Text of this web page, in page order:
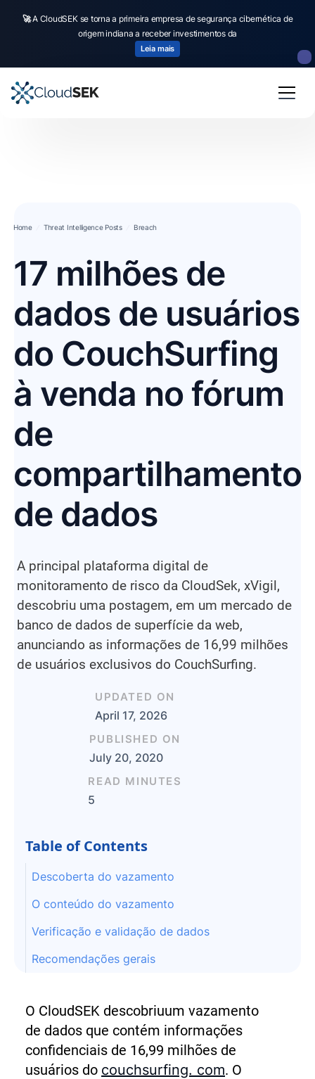
🚀A CloudSEK se torna a primeira empresa de segurança cibernética de
origem indiana a receber investimentos da
Leia mais
Home Threat Intelligence Posts Breach
17 milhões de
dados de usuários
do CouchSurfing
à venda no fórum
de
compartilhamento
de dados
A principal plataforma digital de
monitoramento de risco da CloudSek, xVigil,
descobriu uma postagem, em um mercado de
banco de dados de superfície da web,
anunciando as informações de 16,99 milhões
de usuários exclusivos do CouchSurfing.
UPDATED ON
April 17, 2026
PUBLISHED ON
July 20, 2020
READ MINUTES
5
Table of Contents
Descoberta do vazamento
O conteúdo do vazamento
Verificação e validação de dados
Recomendações gerais
O CloudSEK descobriuum vazamento
de dados que contém informações
confidenciais de 16,99 milhões de
usuários do couchsurfing. com. O